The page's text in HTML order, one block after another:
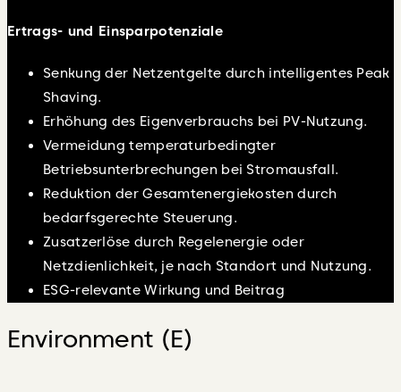
Ertrags- und Einsparpotenziale
Senkung der Netzentgelte durch intelligentes Peak
Shaving.
Erhöhung des Eigenverbrauchs bei PV-Nutzung.
Vermeidung temperaturbedingter
Betriebsunterbrechungen bei Stromausfall.
Reduktion der Gesamtenergiekosten durch
bedarfsgerechte Steuerung.
Zusatzerlöse durch Regelenergie oder
Netzdienlichkeit, je nach Standort und Nutzung.
ESG-relevante Wirkung und Beitrag
Environment (E)